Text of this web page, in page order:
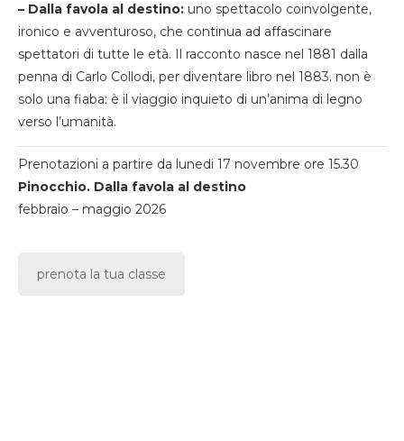
– Dalla favola al destino: uno spettacolo coinvolgente,
ironico e avventuroso, che continua ad affascinare
spettatori di tutte le età. Il racconto nasce nel 1881 dalla
penna di Carlo Collodi, per diventare libro nel 1883. non è
solo una fiaba: è il viaggio inquieto di un’anima di legno
verso l’umanità.
Prenotazioni a partire da lunedi 17 novembre ore 15.30
Pinocchio. Dalla favola al destino
febbraio – maggio 2026
prenota la tua classe